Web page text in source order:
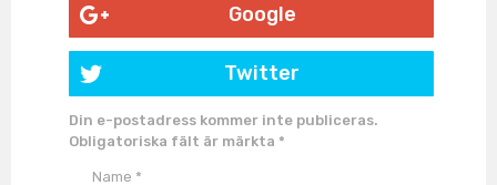
Google
Twitter
Din e-postadress kommer inte publiceras.
Obligatoriska fält är märkta *